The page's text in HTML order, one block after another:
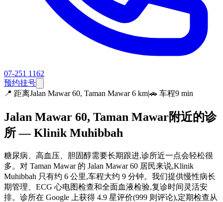
07-251 1162
预约挂号
📍 距离Jalan Mawar 60, Taman Mawar 6 km|🚗 车程9 min
Jalan Mawar 60, Taman Mawar附近的诊
所 — Klinik Muhibbah
糖尿病、高血压、胆固醇需要长期跟进,诊所近一点会轻松很
多。对 Taman Mawar 的 Jalan Mawar 60 居民来说,Klinik
Muhibbah 只有约 6 公里,车程大约 9 分钟。我们提供慢性病长
期管理、ECG 心电图检查和全面血液检验,复诊时间灵活安
排。诊所在 Google 上获得 4.9 星评价(999 则评论),定期检查从